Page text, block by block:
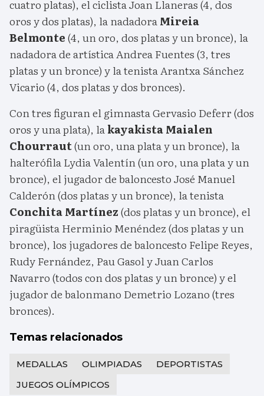
cuatro platas), el ciclista Joan Llaneras (4, dos
oros y dos platas), la nadadoraMireia
Belmonte(4, un oro, dos platas y un bronce), la
nadadora de artística Andrea Fuentes (3, tres
platas y un bronce) y la tenista Arantxa Sánchez
Vicario (4, dos platas y dos bronces).
Con tres figuran el gimnasta Gervasio Deferr (dos
oros y una plata), lakayakista Maialen
Chourraut(un oro, una plata y un bronce), la
halterófila Lydia Valentín (un oro, una plata y un
bronce), el jugador de baloncesto José Manuel
Calderón (dos platas y un bronce), la tenista
Conchita Martínez(dos platas y un bronce), el
piragüista Herminio Menéndez (dos platas y un
bronce), los jugadores de baloncesto Felipe Reyes,
Rudy Fernández, Pau Gasol y Juan Carlos
Navarro (todos con dos platas y un bronce) y el
jugador de balonmano Demetrio Lozano (tres
bronces).
Temas relacionados
MEDALLAS OLIMPIADAS
DEPORTISTAS
JUEGOS OLÍMPICOS